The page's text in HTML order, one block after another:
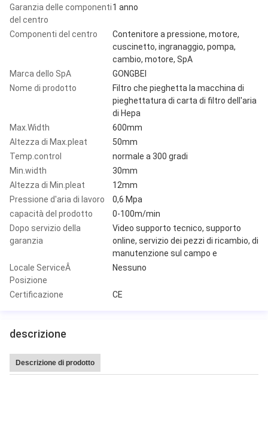
Garanzia delle componenti
del centro
1 anno
Componenti del centro
Contenitore a pressione, motore,
cuscinetto, ingranaggio, pompa,
cambio, motore, SpA
Marca dello SpA
GONGBEI
Nome di prodotto
Filtro che pieghetta la macchina di
pieghettatura di carta di filtro dell'aria
di Hepa
Max.Width
600mm
Altezza di Max.pleat
50mm
Temp.control
normale a 300 gradi
Min.width
30mm
Altezza di Min.pleat
12mm
Pressione d'aria di lavoro
0,6 Mpa
capacità del prodotto
0-100m/min
Dopo servizio della
garanzia
Video supporto tecnico, supporto
online, servizio dei pezzi di ricambio, di
manutenzione sul campo e
Locale ServiceÂ
Posizione
Nessuno
Certificazione CE
descrizione
Descrizione di prodotto